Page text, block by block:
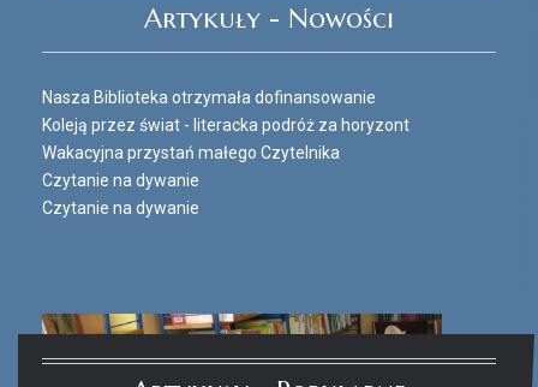
Artykuły - Nowości
Nasza Biblioteka otrzymała dofinansowanie
Koleją przez świat - literacka podróż za horyzont
Wakacyjna przystań małego Czytelnika
Czytanie na dywanie
Czytanie na dywanie